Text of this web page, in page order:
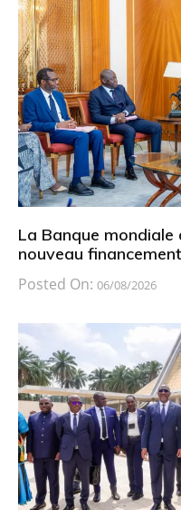
La Banque mondiale
nouveau
Posted On: 06/08/2026